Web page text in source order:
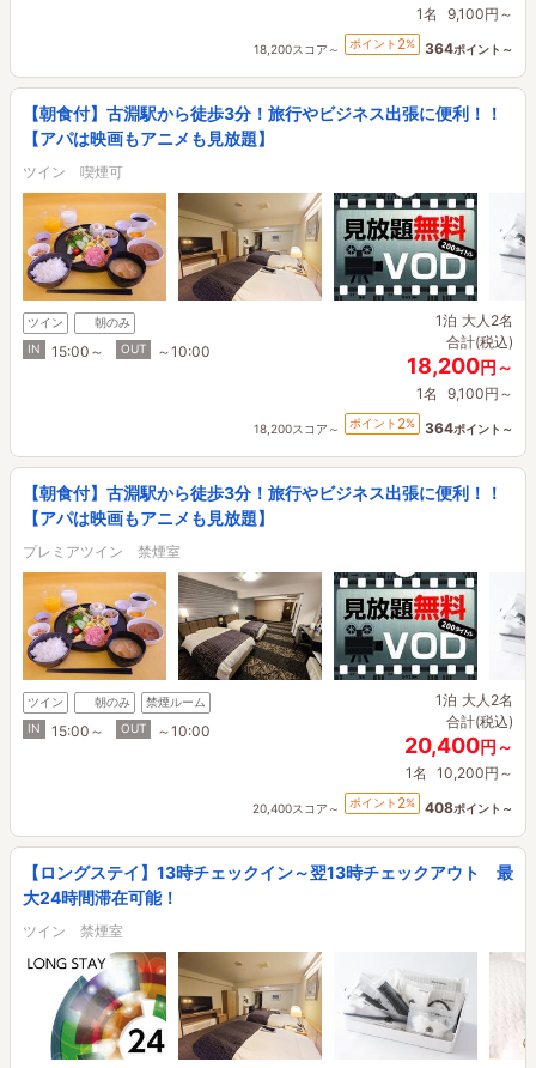
1名 9,100円～
18,200スコア～ ポイント 2% 364ポイント～
【朝食付】古淵駅から徒歩3分！旅行やビジネス出張に便利！！
【アパは映画もアニメも見放題】
ツイン 喫煙可
ツイン
朝のみ
IN
15:00～ OUT ～10:00
1泊 大人2名
合計(税込)
18,200円～
1名 9,100円～
18,200スコア～ ポイント 2% 364ポイント～
【朝食付】古淵駅から徒歩3分！旅行やビジネス出張に便利！！
【アパは映画もアニメも見放題】
プレミアツイン 禁煙室
ツイン 朝のみ
禁煙ルーム
IN
15:00～ OUT ～10:00
1泊 大人2名
合計(税込)
20,400円～
1名 10,200円～
20,400スコア～ ポイント 2% 408ポイント～
【ロングステイ】13時チェックイン～翌13時チェックアウト 最
大24時間滞在可能！
ツイン 禁煙室